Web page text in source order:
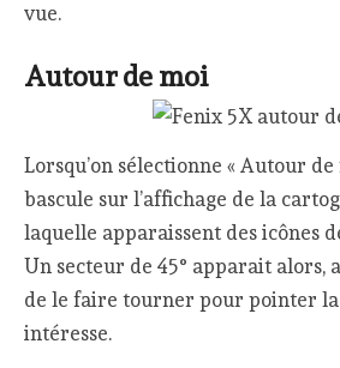
vue.
Autour de moi
Lorsqu’on sélectionne « Autour de
bascule sur l’affichage de la
laquelle apparaissent des icônes
Un secteur de 45° apparait alors,
de le faire tourner pour pointer la
intéresse.